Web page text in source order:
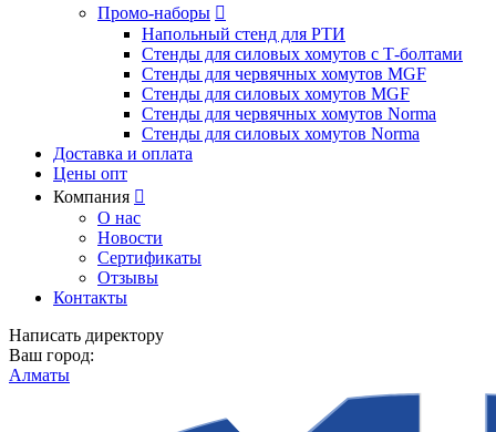
Промо-наборы 
Напольный стенд для РТИ
Стенды для силовых хомутов с Т-болтами
Стенды для червячных хомутов MGF
Стенды для силовых хомутов MGF
Стенды для червячных хомутов Norma
Стенды для силовых хомутов Norma
Доставка и оплата
Цены опт
Компания 
О нас
Новости
Сертификаты
Отзывы
Контакты
Написать директору
Ваш город:
Алматы